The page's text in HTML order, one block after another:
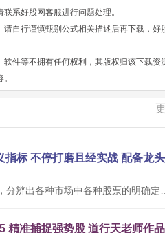
联系好股网客服进行问题处理。
自行谨慎甄别公式相关描述后再下载，好
件等不拥有任何权利，其版权归该下载资